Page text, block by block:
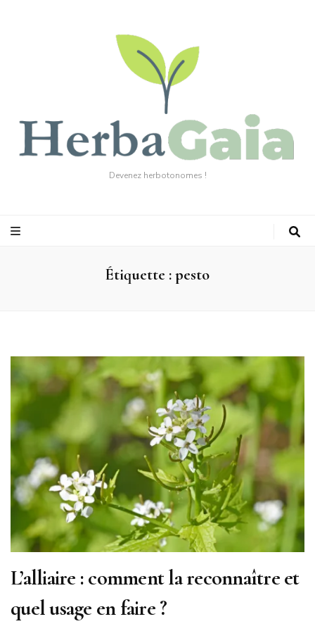
Devenez herbotonomes !
Étiquette :pesto
L’alliaire : comment la reconnaître et
quel usage en faire ?